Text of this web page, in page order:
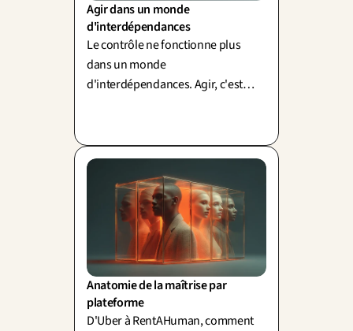
Agir dans un monde
d'interdépendances
Le contrôle ne fonctionne plus
dans un monde
d'interdépendances. Agir, c'est
systèmes. Par Paul Pietyra.
Anatomie de la maîtrise par
plateforme
D'Uber à RentAHuman, comment